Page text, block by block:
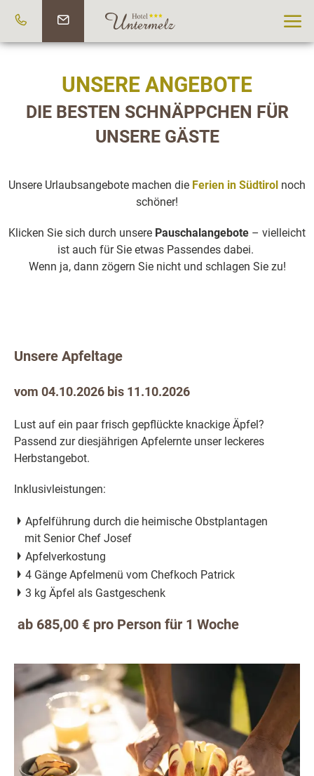
UNSERE ANGEBOTE
DIE BESTEN SCHNÄPPCHEN FÜR
UNSERE GÄSTE
Unsere Urlaubsangebote machen die Ferien in Südtirol noch
schöner!
Klicken Sie sich durch unsere Pauschalangebote – vielleicht
ist auch für Sie etwas Passendes dabei.
Wenn ja, dann zögern Sie nicht und schlagen Sie zu!
Unsere Apfeltage
vom 04.10.2026 bis 11.10.2026
Lust auf ein paar frisch gepflückte knackige Äpfel?
Passend zur diesjährigen Apfelernte unser leckeres
Herbstangebot.
Inklusivleistungen:
Apfelführung durch die heimische Obstplantagen
mit Senior Chef Josef
Apfelverkostung
4 Gänge Apfelmenü vom Chefkoch Patrick
3 kg Äpfel als Gastgeschenk
ab 685,00 € pro Person für 1 Woche